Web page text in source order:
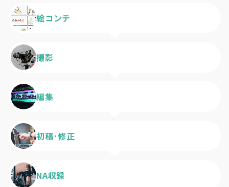
絵コンテ
撮影
編集
初稿･修正
NA収録